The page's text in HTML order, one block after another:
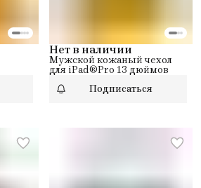
Нет в наличии
Мужской кожаный чехол
для iPad®Pro 13 дюймов
Подписаться